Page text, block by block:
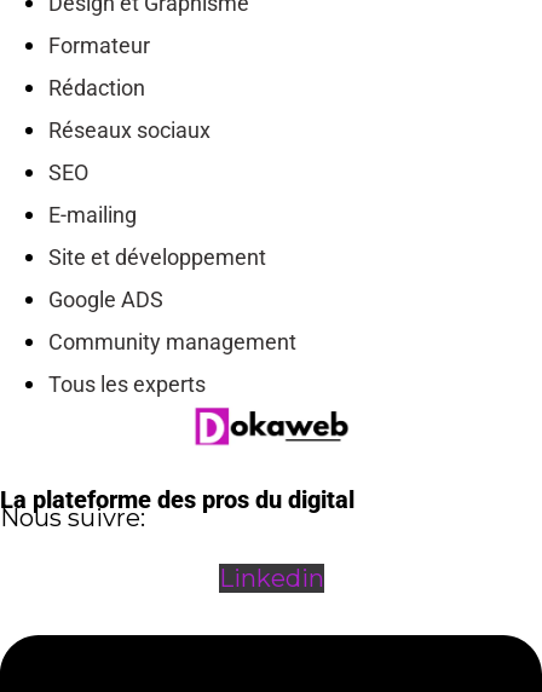
Formateur
Rédaction
Réseaux sociaux
SEO
E-mailing
Site et développement
Google ADS
Community management
Tous les experts
La plateforme des pros du digital
Nous suivre:
Linkedin